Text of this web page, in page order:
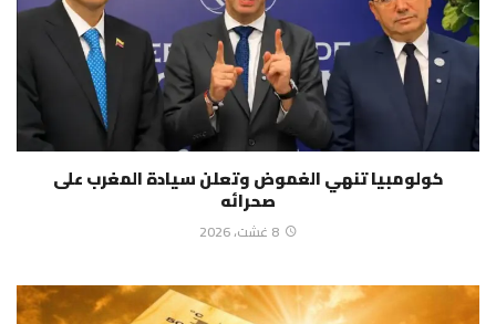
كولومبيا تنهي الغموض وتعلن سيادة المغرب على
صحرائه
8 غشت، 2026